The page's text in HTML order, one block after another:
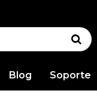
Blog Soporte